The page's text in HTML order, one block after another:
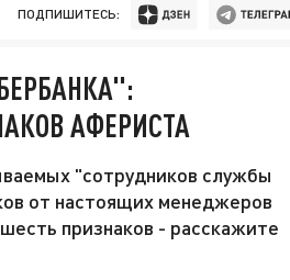
ПОДПИШИТЕСЬ:
АФЕРИСТА
"сотрудников службы
от настоящих менеджеров
признаков - расскажите